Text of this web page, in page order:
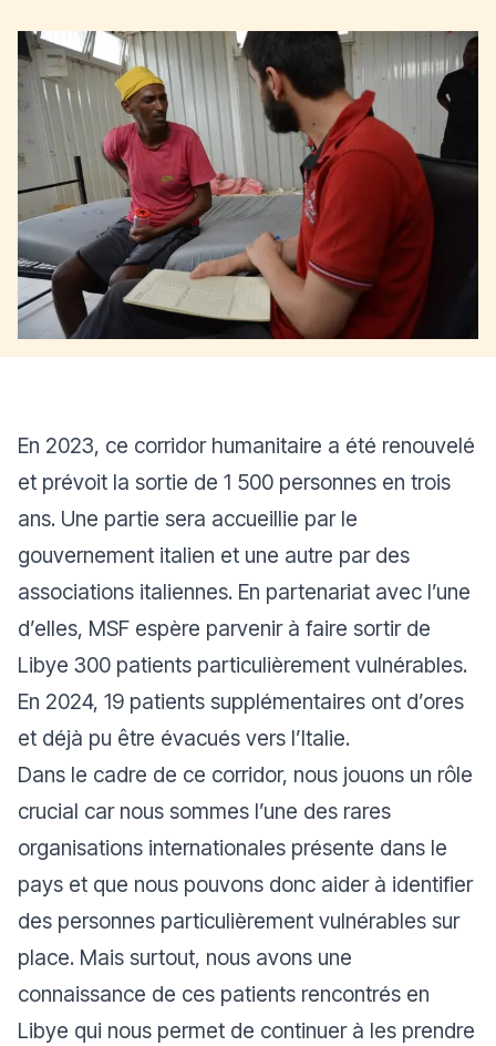
En 2023, ce corridor humanitaire a été renouvelé
et prévoit la sortie de 1 500 personnes en trois
ans. Une partie sera accueillie par le
gouvernement italien et une autre par des
associations italiennes. En partenariat avec l’une
d’elles, MSF espère parvenir à faire sortir de
Libye 300 patients particulièrement vulnérables.
En 2024, 19 patients supplémentaires ont d’ores
et déjà pu être évacués vers l’Italie.
Dans le cadre de ce corridor, nous jouons un rôle
crucial car nous sommes l’une des rares
organisations internationales présente dans le
pays et que nous pouvons donc aider à identifier
des personnes particulièrement vulnérables sur
place. Mais surtout, nous avons une
connaissance de ces patients rencontrés en
Libye qui nous permet de continuer à les prendre